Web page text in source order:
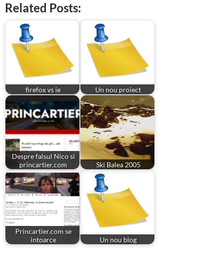
Related Posts:
firefox vs ie Un nou proiect
Despre falsul Nico si
princartier.com
Ski Balea 2005
Princartier.com se
intoarce
Un nou blog